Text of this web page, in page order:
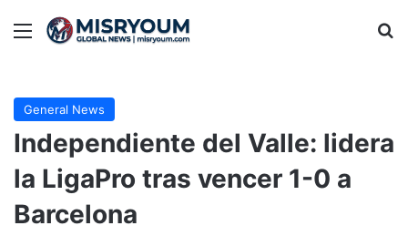
Menu
General News
Independiente del Valle: lidera
la LigaPro tras vencer 1-0 a
Barcelona